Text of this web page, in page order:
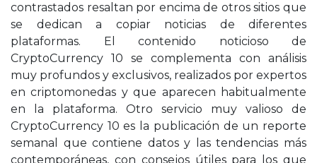
contrastados resaltan por encima de otros sitios que
se dedican a copiar noticias de diferentes
plataformas. El contenido noticioso de
CryptoCurrency 10 se complementa con análisis
muy profundos y exclusivos, realizados por expertos
en criptomonedas y que aparecen habitualmente
en la plataforma. Otro servicio muy valioso de
CryptoCurrency 10 es la publicación de un reporte
semanal que contiene datos y las tendencias más
contemporáneas, con consejos útiles para los que